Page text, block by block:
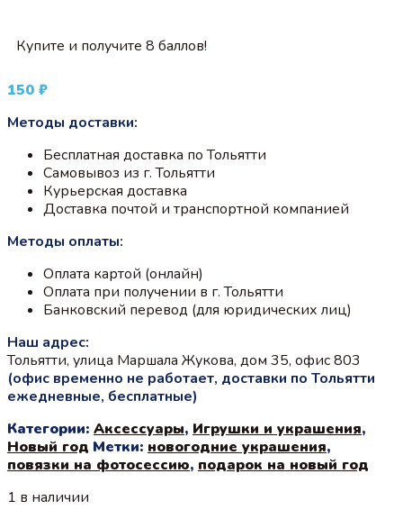
Купите и получите 8 баллов!
150 ₽
Методы доставки:
Бесплатная доставка по Тольятти
Самовывоз из г. Тольятти
Курьерская доставка
Доставка почтой и транспортной компанией
Методы оплаты:
Оплата картой (онлайн)
Оплата при получении в г. Тольятти
Банковский перевод (для юридических лиц)
Наш адрес:
Тольятти, улица Маршала Жукова, дом 35, офис 803
(офис временно не работает, доставки по Тольятти
ежедневные, бесплатные)
Категории: Аксессуары, Игрушки и украшения,
Новый год Метки: новогодние украшения,
повязки на фотосессию, подарок на новый год
1 в наличии